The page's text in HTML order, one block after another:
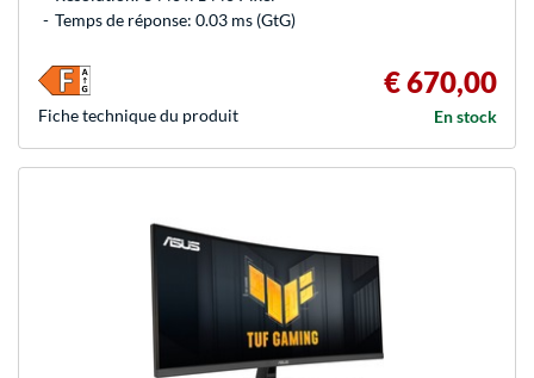
Temps de réponse: 0.03 ms (GtG)
€ 670,00
En stock
Fiche technique du produit